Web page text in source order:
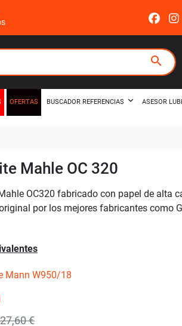
search
OFERTAS BUSCADOR REFERENCIAS ASESOR
Mahle OC 320
OC320 fabricado con papel de alta
por los mejores fabricantes como
Mann W950/18
27,60 €